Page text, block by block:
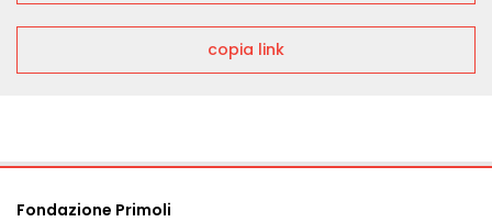
copia link
Fondazione Primoli